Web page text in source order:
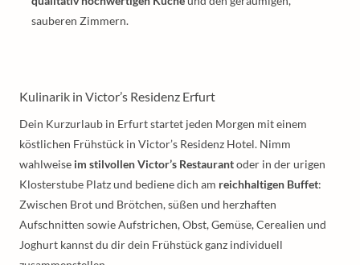
sauberen Zimmern.
Kulinarik in Victor’s Residenz Erfurt
Dein Kurzurlaub in Erfurt startet jeden Morgen mit einem
köstlichen Frühstück in Victor’s Residenz Hotel. Nimm
wahlweise im stilvollen Victor’s Restaurantoder in der urigen
Klosterstube Platz und bediene dich am reichhaltigen Buffet:
Zwischen Brot und Brötchen, süßen und herzhaften
Aufschnitten sowie Aufstrichen, Obst, Gemüse, Cerealien und
Joghurt kannst du dir dein Frühstück ganz individuell